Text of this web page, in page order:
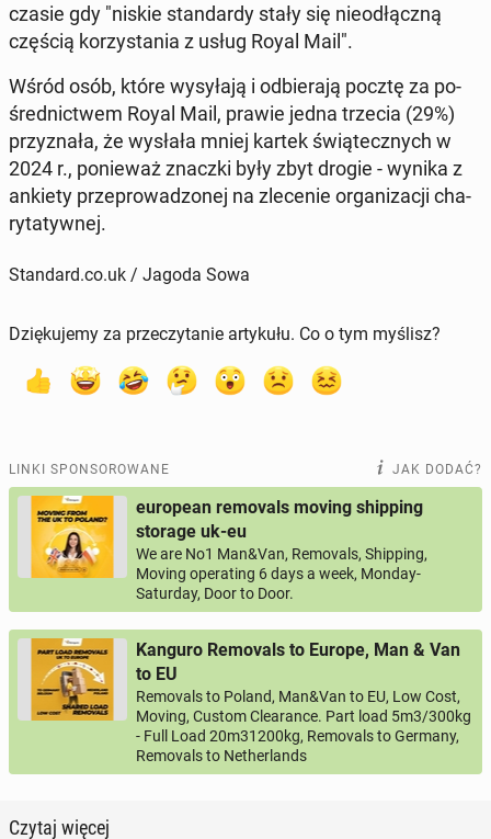
czasie gdy "niskie stan­dar­dy stały się nie­od­łącz­ną
częścią ko­rzy­sta­nia z usług Royal Mail".
Wśród osób, które wy­sy­ła­ją i od­bie­ra­ją pocztę za po­
śred­nic­twem Royal Mail, prawie jedna trzecia (29%)
przy­zna­ła, że wysłała mniej kartek świą­tecz­nych w
2024 r., po­nie­waż znaczki były zbyt drogie - wynika z
ankiety prze­pro­wa­dzo­nej na zle­ce­nie or­ga­ni­za­cji cha­
ry­ta­tyw­nej.
Standard.co.uk / Jagoda Sowa
Dziękujemy za przeczytanie artykułu. Co o tym myślisz?
LINKI SPONSOROWANE JAK DODAĆ?
european removals moving shipping
storage uk-eu
We are No1 Man&Van, Removals, Shipping,
Moving operating 6 days a week, Monday-
Saturday, Door to Door.
Kanguro Removals to Europe, Man & Van
to EU
Removals to Poland, Man&Van to EU, Low Cost,
Moving, Custom Clearance. Part load 5m3/300kg
- Full Load 20m31200kg, Removals to Germany,
Removals to Netherlands
Czytaj więcej